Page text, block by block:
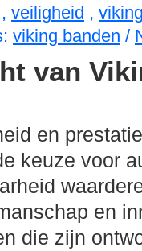
, veiligheid ,
viking banden /
van
en
keuze voor
en
die zijn